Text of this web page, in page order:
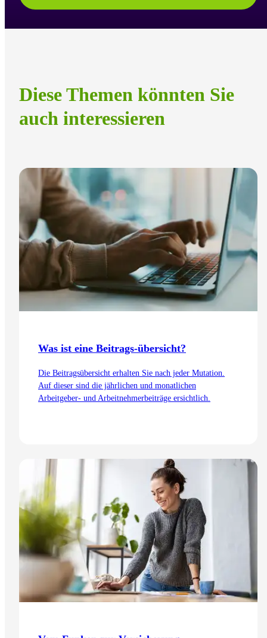
Diese Themen könnten Sie
auch interessieren
Was ist eine Beitrags-übersicht?
Die Beitragsübersicht erhalten Sie nach jeder Mutation.
Auf dieser sind die jährlichen und monatlichen
Arbeitgeber- und Arbeitnehmerbeiträge ersichtlich.
Zum Artikel